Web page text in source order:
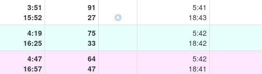
3:51
15:52
91
27
◎
5:41
18:43
4:19
16:25
75
33
5:42
18:42
4:47
16:57
64
47
5:42
18:41